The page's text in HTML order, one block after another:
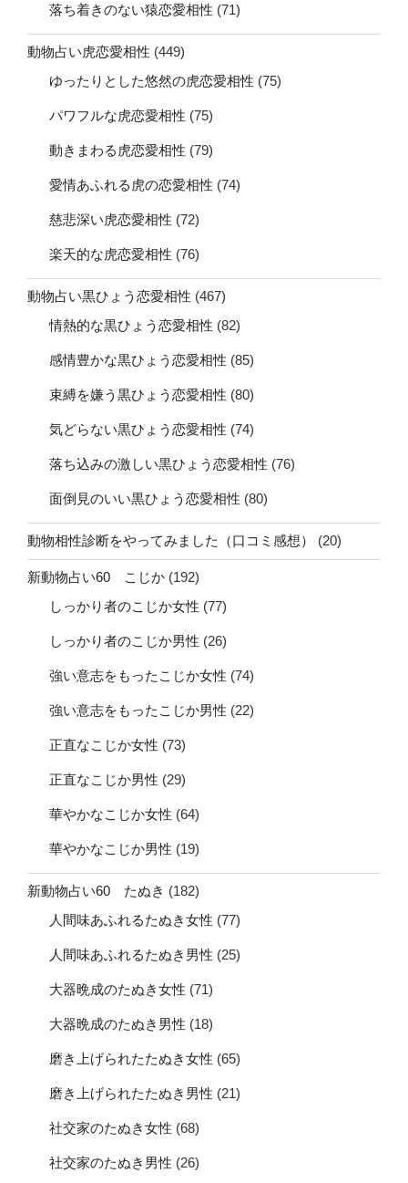
落ち着きのない猿恋愛相性 (71)
動物占い虎恋愛相性 (449)
ゆったりとした悠然の虎恋愛相性 (75)
パワフルな虎恋愛相性 (75)
動きまわる虎恋愛相性 (79)
愛情あふれる虎の恋愛相性 (74)
慈悲深い虎恋愛相性 (72)
楽天的な虎恋愛相性 (76)
動物占い黒ひょう恋愛相性 (467)
情熱的な黒ひょう恋愛相性 (82)
感情豊かな黒ひょう恋愛相性 (85)
束縛を嫌う黒ひょう恋愛相性 (80)
気どらない黒ひょう恋愛相性 (74)
落ち込みの激しい黒ひょう恋愛相性 (76)
面倒見のいい黒ひょう恋愛相性 (80)
動物相性診断をやってみました（口コミ感想） (20)
新動物占い60 こじか (192)
しっかり者のこじか女性 (77)
しっかり者のこじか男性 (26)
強い意志をもったこじか女性 (74)
強い意志をもったこじか男性 (22)
正直なこじか女性 (73)
正直なこじか男性 (29)
華やかなこじか女性 (64)
華やかなこじか男性 (19)
新動物占い60 たぬき (182)
人間味あふれるたぬき女性 (77)
人間味あふれるたぬき男性 (25)
大器晩成のたぬき女性 (71)
大器晩成のたぬき男性 (18)
磨き上げられたたぬき女性 (65)
磨き上げられたたぬき男性 (21)
社交家のたぬき女性 (68)
社交家のたぬき男性 (26)